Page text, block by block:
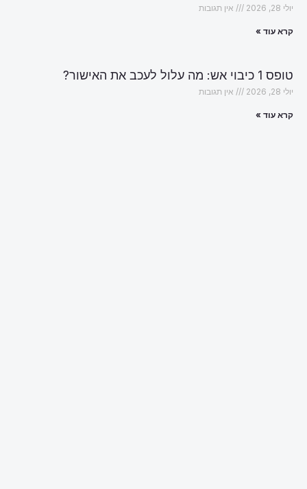
יולי 28, 2026 אין תגובות
קרא עוד »
טופס 1 כיבוי אש: מה עלול לעכב את האישור?
יולי 28, 2026 אין תגובות
קרא עוד »